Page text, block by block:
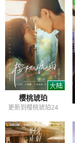
樱桃琥珀
更新到樱桃琥珀24